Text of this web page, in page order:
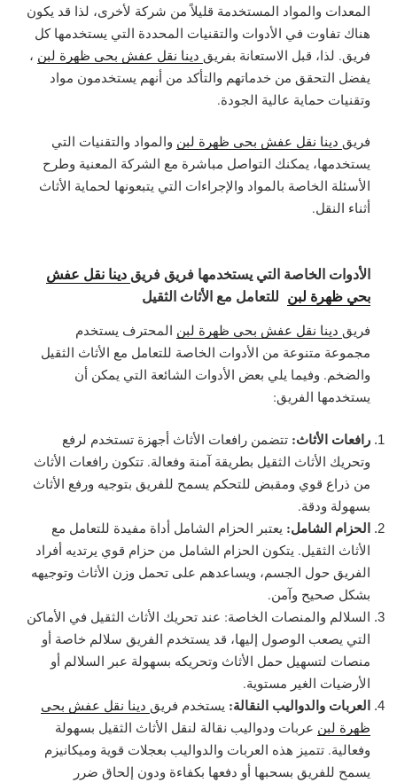
المعدات والمواد المستخدمة قليلاً من شركة لأخرى، لذا قد يكون
هناك تفاوت في الأدوات والتقنيات المحددة التي يستخدمها كل
فريق. لذا، قبل الاستعانة بفريق دينا نقل عفش بحي ظهرة لبن ،
يفضل التحقق من خدماتهم والتأكد من أنهم يستخدمون مواد
وتقنيات حماية عالية الجودة.
فريق دينا نقل عفش بحي ظهرة لبن والمواد والتقنيات التي
يستخدمها، يمكنك التواصل مباشرة مع الشركة المعنية وطرح
الأسئلة الخاصة بالمواد والإجراءات التي يتبعونها لحماية الأثاث
أثناء النقل.
الأدوات الخاصة التي يستخدمها فريق فريق دينا نقل عفش
بحي ظهرة لبن للتعامل مع الأثاث الثقيل
فريق دينا نقل عفش بحي ظهرة لبن المحترف يستخدم
مجموعة متنوعة من الأدوات الخاصة للتعامل مع الأثاث الثقيل
والضخم. وفيما يلي بعض الأدوات الشائعة التي يمكن أن
يستخدمها الفريق:
رافعات الأثاث: تتضمن رافعات الأثاث أجهزة تستخدم لرفع
وتحريك الأثاث الثقيل بطريقة آمنة وفعالة. تتكون رافعات الأثاث
من ذراع قوي ومقبض للتحكم يسمح للفريق بتوجيه ورفع الأثاث
بسهولة ودقة.
الحزام الشامل: يعتبر الحزام الشامل أداة مفيدة للتعامل مع
الأثاث الثقيل. يتكون الحزام الشامل من حزام قوي يرتديه أفراد
الفريق حول الجسم، ويساعدهم على تحمل وزن الأثاث وتوجيهه
بشكل صحيح وآمن.
السلالم والمنصات الخاصة: عند تحريك الأثاث الثقيل في الأماكن
التي يصعب الوصول إليها، قد يستخدم الفريق سلالم خاصة أو
منصات لتسهيل حمل الأثاث وتحريكه بسهولة عبر السلالم أو
الأرضيات الغير مستوية.
العربات والدواليب النقالة: يستخدم فريق دينا نقل عفش بحي
ظهرة لبن عربات ودواليب نقالة لنقل الأثاث الثقيل بسهولة
وفعالية. تتميز هذه العربات والدواليب بعجلات قوية وميكانيزم
يسمح للفريق بسحبها أو دفعها بكفاءة ودون إلحاق ضرر